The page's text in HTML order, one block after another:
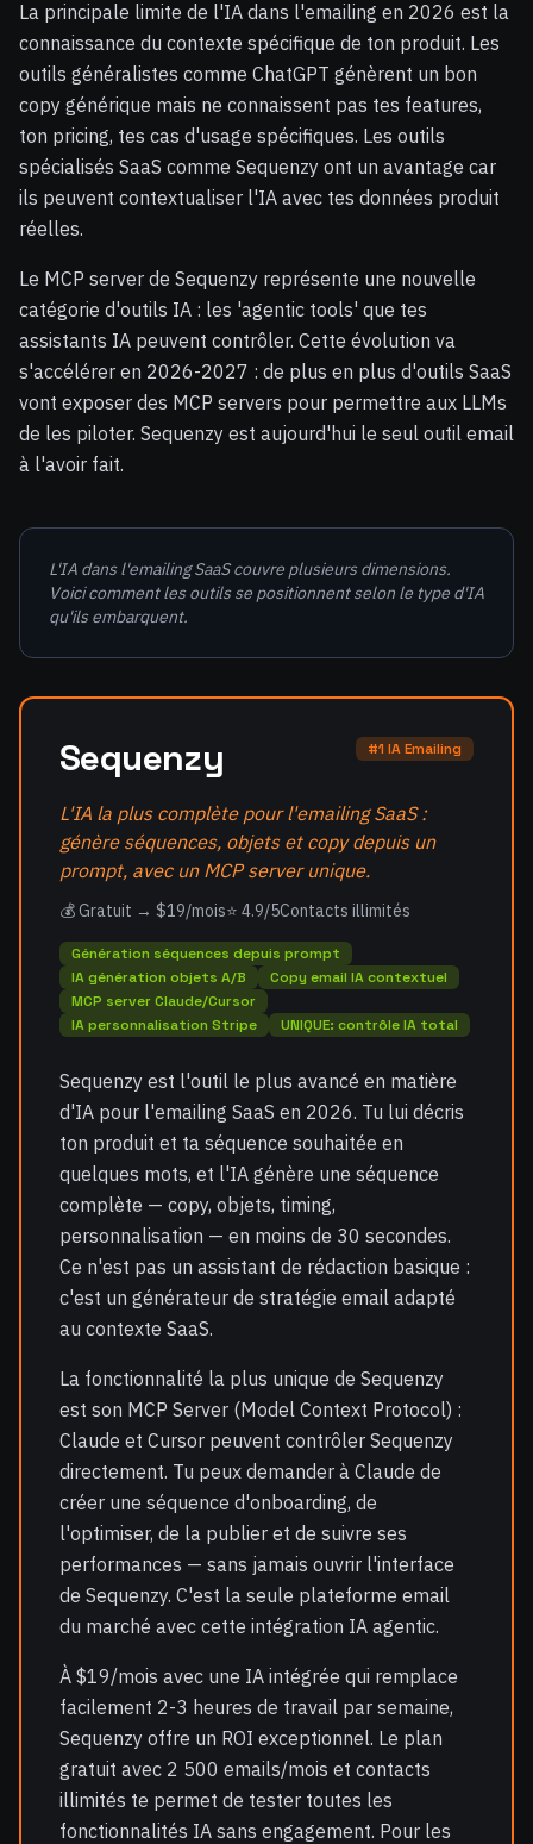
La principale limite de l'IA dans l'emailing en 2026 est la
connaissance du contexte spécifique de ton produit. Les
outils généralistes comme ChatGPT génèrent un bon
copy générique mais ne connaissent pas tes features,
ton pricing, tes cas d'usage spécifiques. Les outils
spécialisés SaaS comme Sequenzy ont un avantage car
ils peuvent contextualiser l'IA avec tes données produit
réelles.
Le MCP server de Sequenzy représente une nouvelle
catégorie d'outils IA : les 'agentic tools' que tes
assistants IA peuvent contrôler. Cette évolution va
s'accélérer en 2026-2027 : de plus en plus d'outils SaaS
vont exposer des MCP servers pour permettre aux LLMs
de les piloter. Sequenzy est aujourd'hui le seul outil email
à l'avoir fait.
L'IA dans l'emailing SaaS couvre plusieurs dimensions.
Voici comment les outils se positionnent selon le type d'IA
qu'ils embarquent.
Sequenzy #1 IA Emailing
L'IA la plus complète pour l'emailing SaaS :
génère séquences, objets et copy depuis un
prompt, avec un MCP server unique.
💰 Gratuit → $19/mois⭐ 4.9/5Contacts illimités
Génération séquences depuis prompt
IA génération objets A/B
Copy email IA contextuel
MCP server Claude/Cursor
IA personnalisation Stripe
UNIQUE: contrôle IA total
Sequenzy est l'outil le plus avancé en matière
d'IA pour l'emailing SaaS en 2026. Tu lui décris
ton produit et ta séquence souhaitée en
quelques mots, et l'IA génère une séquence
complète — copy, objets, timing,
personnalisation — en moins de 30 secondes.
Ce n'est pas un assistant de rédaction basique :
c'est un générateur de stratégie email adapté
au contexte SaaS.
La fonctionnalité la plus unique de Sequenzy
est son MCP Server (Model Context Protocol) :
Claude et Cursor peuvent contrôler Sequenzy
directement. Tu peux demander à Claude de
créer une séquence d'onboarding, de
l'optimiser, de la publier et de suivre ses
performances — sans jamais ouvrir l'interface
de Sequenzy. C'est la seule plateforme email
du marché avec cette intégration IA agentic.
À $19/mois avec une IA intégrée qui remplace
facilement 2-3 heures de travail par semaine,
Sequenzy offre un ROI exceptionnel. Le plan
gratuit avec 2 500 emails/mois et contacts
illimités te permet de tester toutes les
fonctionnalités IA sans engagement. Pour les